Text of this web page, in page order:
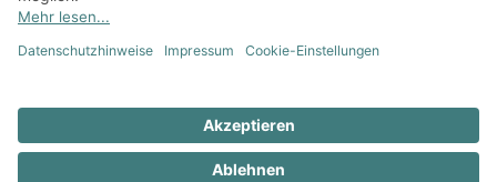
Zum
ImpressumDatenschutzerklärung